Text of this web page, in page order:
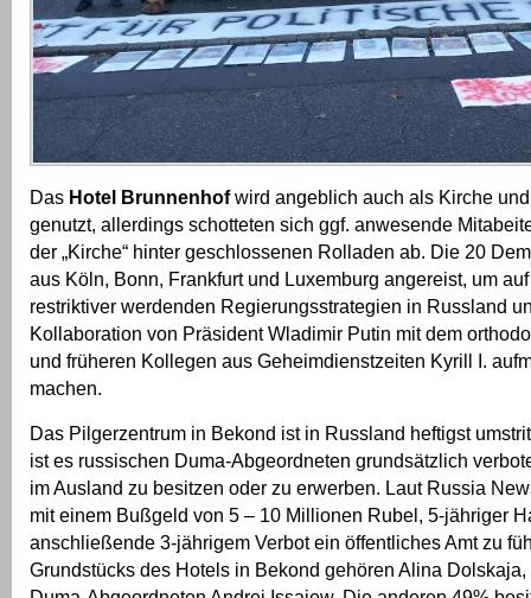
Das Hotel Brunnenhofwird angeblich auch als Kirche
genutzt, allerdings schotteten sich ggf. anwesende
der „Kirche“ hinter geschlossenen Rolladen ab. Die 20
aus Köln, Bonn, Frankfurt und Luxemburg angereist, um
restriktiver werdenden Regierungsstrategien in Russland
Kollaboration von Präsident Wladimir Putin mit dem
und früheren Kollegen aus Geheimdienstzeiten Kyrill I.
machen.
Das Pilgerzentrum in Bekond ist in Russland heftigst
ist es russischen Duma-Abgeordneten grundsätzlich
im Ausland zu besitzen oder zu erwerben. Laut Russia
mit einem Bußgeld von 5 – 10 Millionen Rubel, 5-jähriger
anschließende 3-jährigem Verbot ein öffentliches Amt zu
Grundstücks des Hotels in Bekond gehören Alina Dolskaja,